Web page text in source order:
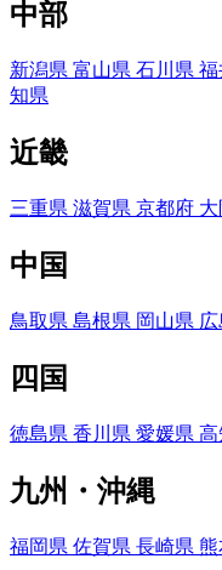
中部
新潟県 富山県 石川県 福
知県
近畿
三重県 滋賀県 京都府
中国
鳥取県 島根県 岡山県
四国
徳島県 香川県 愛媛県 高
九州・沖縄
福岡県 佐賀県 長崎県 熊